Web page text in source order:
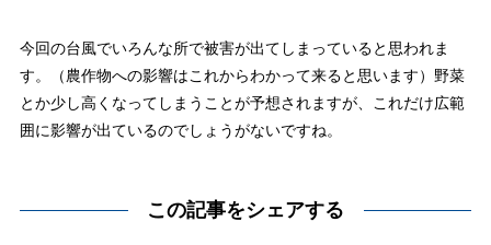
今回の台風でいろんな所で被害が出てしまっていると思われま
す。（農作物への影響はこれからわかって来ると思います）野菜
とか少し高くなってしまうことが予想されますが、これだけ広範
囲に影響が出ているのでしょうがないですね。
この記事をシェアする